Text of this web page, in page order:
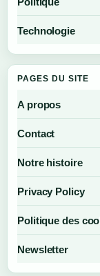
Technologie
PAGES DU SITE
A propos
Contact
Notre histoire
Privacy Policy
Politique des
Newsletter